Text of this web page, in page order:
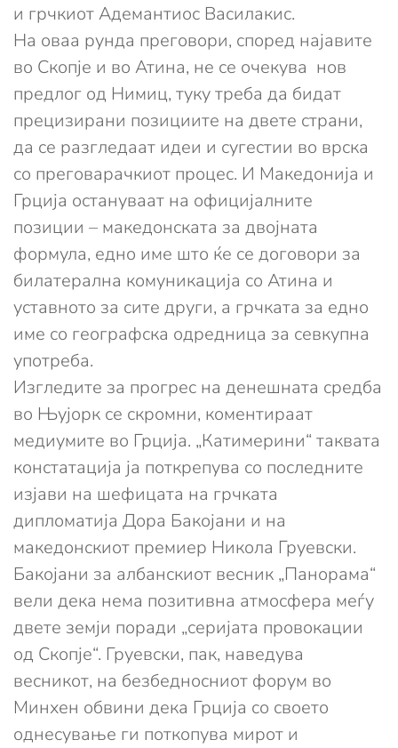
и грчкиот Адемантиос Василакис.
На оваа рунда преговори, според најавите
во Скопје и во Атина, не се очекува нов
предлог од Нимиц, туку треба да бидат
прецизирани позициите на двете страни,
да се разгледаат идеи и сугестии во врска
со преговарачкиот процес. И Македонија и
Грција остануваат на официјалните
позиции – македонската за двојната
формула, едно име што ќе се договори за
билатерална комуникација со Атина и
уставното за сите други, а грчката за едно
име со географска одредница за севкупна
употреба.
Изгледите за прогрес на денешната средба
во Њујорк се скромни, коментираат
медиумите во Грција. „Катимерини“ таквата
констатација ја поткрепува со последните
изјави на шефицата на грчката
дипломатија Дора Бакојани и на
македонскиот премиер Никола Груевски.
Бакојани за албанскиот весник „Панорама“
вели дека нема позитивна атмосфера меѓу
двете земји поради „серијата провокации
од Скопје“. Груевски, пак, наведува
весникот, на безбедносниот форум во
Минхен обвини дека Грција со своето
однесување ги поткопува мирот и